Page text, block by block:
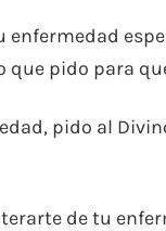
que pido para
pido al
de tu